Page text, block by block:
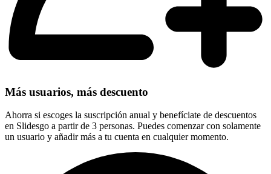
Más usuarios, más descuento
Ahorra si escoges la suscripción anual y benefíciate de descuentos
en Slidesgo a partir de 3 personas. Puedes comenzar con solamente
un usuario y añadir más a tu cuenta en cualquier momento.